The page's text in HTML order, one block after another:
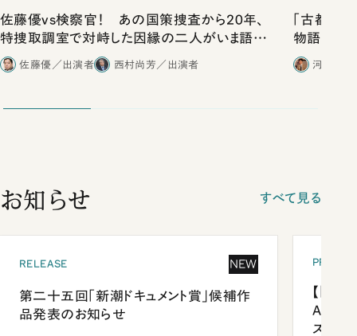
佐藤優vs検察官！ あの国策捜査から20年、
特捜取調室で対峙した因縁の二人がいま語り
合ったこと
佐藤優／出演者 西村尚芳／出演者
「古都」
物語」に
河野有
お知らせ すべて見る
RELEASE NEW
第二十五回「新潮ドキュメント賞」候補作
品発表のお知らせ
【「新
ズプレ